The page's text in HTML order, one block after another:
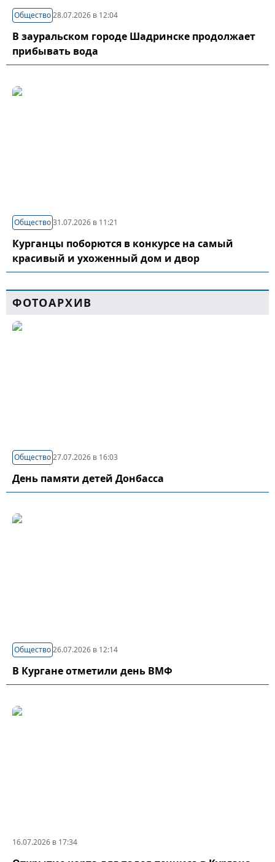
Общество28.07.2026 в 12:04
В зауральском городе Шадринске продолжает
прибывать вода
Общество31.07.2026 в 11:21
Курганцы поборются в конкурсе на самый
красивый и ухоженный дом и двор
ФОТОАРХИВ
Общество27.07.2026 в 16:03
День памяти детей Донбасса
Общество26.07.2026 в 12:14
В Кургане отметили день ВМФ
16.07.2026 в 17:34